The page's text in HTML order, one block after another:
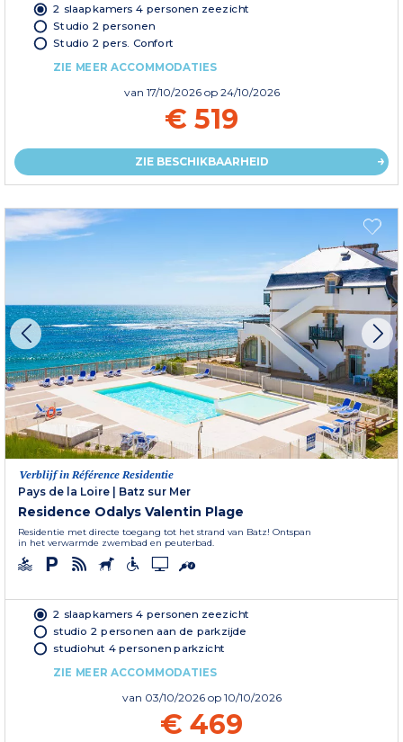
2 slaapkamers 4 personen zeezicht
Studio 2 personen
Studio 2 pers. Confort
ZIE MEER ACCOMMODATIES
van 17/10/2026 op 24/10/2026
€ 519
ZIE BESCHIKBAARHEID
Verblijf in Référence Residentie
Pays de la Loire
Batz sur Mer
Residence Odalys Valentin Plage
Residentie met directe toegang tot het strand van Batz! Ontspan
in het verwarmde zwembad en peuterbad.
2 slaapkamers 4 personen zeezicht
studio 2 personen aan de parkzijde
studiohut 4 personen parkzicht
ZIE MEER ACCOMMODATIES
van 03/10/2026 op 10/10/2026
€ 469